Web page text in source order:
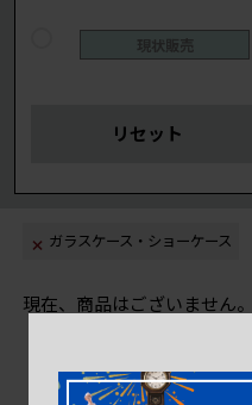
現状販売
リセット
ガラスケース・ショーケース
現在、商品はございません。